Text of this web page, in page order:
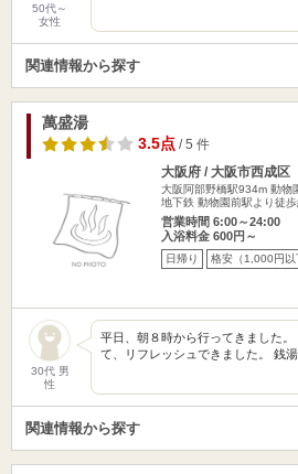
50代～
女性
関連情報から探す
萬盛湯
3.5点/ 5 件
大阪府 / 大阪市西成区
大阪阿部野橋駅934m 動物
地下鉄 動物園前駅より徒
営業時間 6:00～24:00
入浴料金 600円～
日帰り 格安（1,000円以
30代 男
性
平日、朝８時から行ってきました。
て、リフレッシュできました。 銭
関連情報から探す